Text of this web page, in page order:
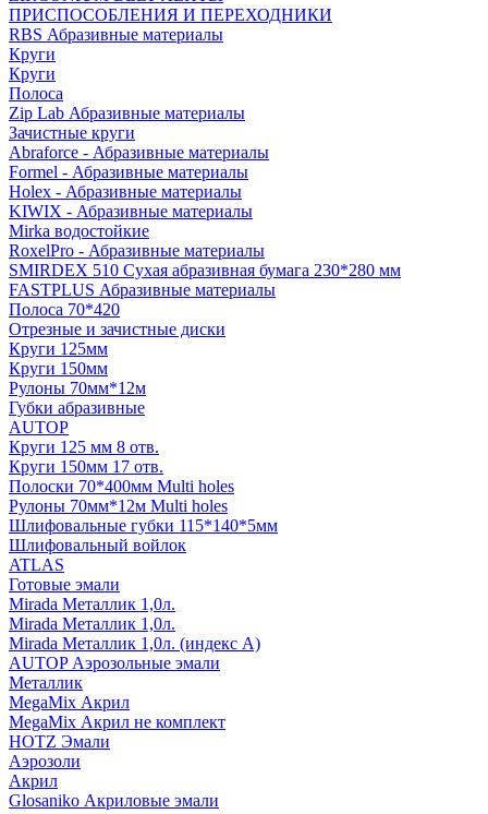
ПРИСПОСОБЛЕНИЯ И ПЕРЕХОДНИКИ
RBS Абразивные материалы
Круги
Круги
Полоса
Zip Lab Абразивные материалы
Зачистные круги
Abraforce - Абразивные материалы
Formel - Абразивные материалы
Holex - Абразивные материалы
KIWIX - Абразивные материалы
Mirka водостойкие
RoxelPro - Абразивные материалы
SMIRDEX 510 Сухая абразивная бумага 230*280 мм
FASTPLUS Абразивные материалы
Полоса 70*420
Отрезные и зачистные диски
Круги 125мм
Круги 150мм
Рулоны 70мм*12м
Губки абразивные
AUTOP
Круги 125 мм 8 отв.
Круги 150мм 17 отв.
Полоски 70*400мм Multi holes
Рулоны 70мм*12м Multi holes
Шлифовальные губки 115*140*5мм
Шлифовальный войлок
ATLAS
Готовые эмали
Mirada Металлик 1,0л.
Mirada Металлик 1,0л.
Mirada Металлик 1,0л. (индекс А)
AUTOP Аэрозольные эмали
Металлик
MegaMix Акрил
MegaMix Акрил не комплект
HOTZ Эмали
Аэрозоли
Акрил
Glosaniko Акриловые эмали